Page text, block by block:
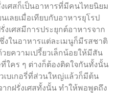
เศสก็เป็นอาหารที่มีคนไทยนิยม
เลยเมื่อเทียบกับอาหารยุโรป
งเศสมีการประยุกต์อาหารจาก
ในอาหารแต่ละเมนูก็มีรสชาติ
ยความเปรี้ยวเล็กน้อยให้มีสัน
ใคร ๆ ต่างก็ต้องติดใจกันทั้งนั้น
เบเกอรี่ที่ส่วนใหญ่แล้วก็มีต้น
กฝรั่งเศสทั้งนั้น ทำให้พอพูดถึง